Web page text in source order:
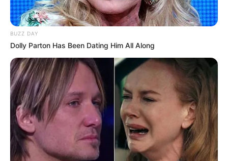
BUZZ DAY
Dolly Parton Has Been Dating Him All Along